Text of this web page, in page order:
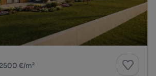
2500 €/m²